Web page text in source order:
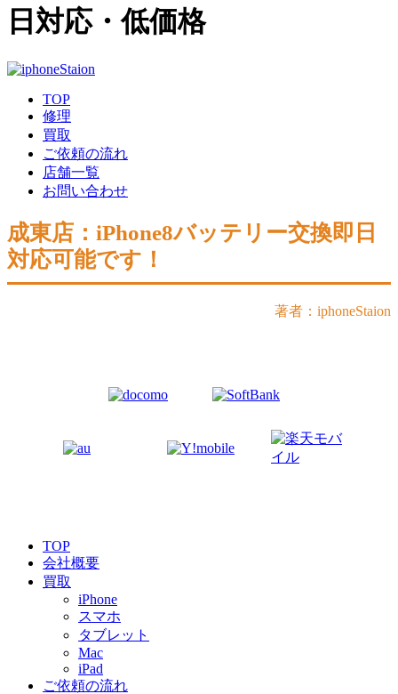
日対応・低価格
TOP
修理
買取
ご依頼の流れ
店舗一覧
お問い合わせ
成東店：iPhone8バッテリー交換即日
対応可能です！
著者：iphoneStaion
TOP
会社概要
買取
iPhone
スマホ
タブレット
Mac
iPad
ご依頼の流れ